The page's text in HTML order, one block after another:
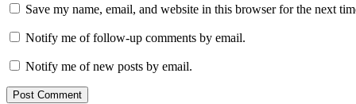
Save my name, email, and website in this browser for the next
Notify me of follow-up comments by email.
Notify me of new posts by email.